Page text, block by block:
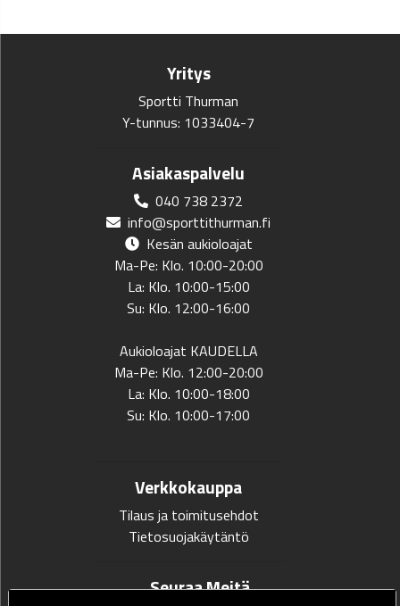
Yritys
Sportti Thurman
Y-tunnus: 1033404-7
Asiakaspalvelu
040 738 2372
info@sporttithurman.fi
Kesän aukioloajat
Ma-Pe: Klo. 10:00-20:00
La: Klo. 10:00-15:00
Su: Klo. 12:00-16:00
Aukioloajat KAUDELLA
Ma-Pe: Klo. 12:00-20:00
La: Klo. 10:00-18:00
Su: Klo. 10:00-17:00
Verkkokauppa
Tilaus ja toimitusehdot
Tietosuojakäytäntö
Seuraa Meitä